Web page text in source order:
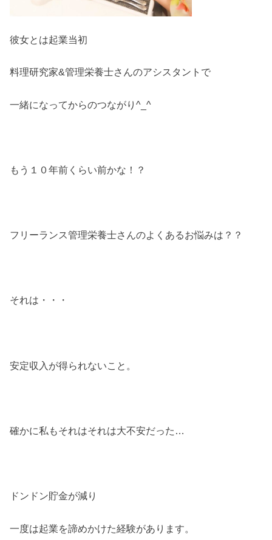
彼女とは起業当初
料理研究家&管理栄養士さんのアシスタントで
一緒になってからのつながり^_^
もう１０年前くらい前かな！？
フリーランス管理栄養士さんのよくあるお悩みは？？
それは・・・
安定収入が得られないこと。
確かに私もそれはそれは大不安だった…
ドンドン貯金が減り
一度は起業を諦めかけた経験があります。